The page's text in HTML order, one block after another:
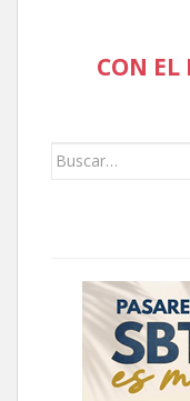
CON EL
Buscar: